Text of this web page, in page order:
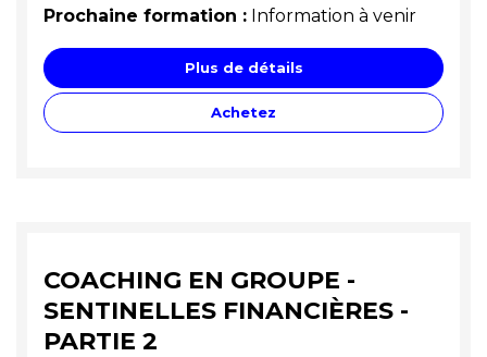
Prochaine formation : Information à venir
Plus de détails
Achetez
COACHING EN GROUPE -
SENTINELLES FINANCIÈRES -
PARTIE 2